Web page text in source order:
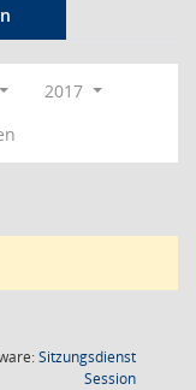
2017
Sitzungsdienst
Session(Wird in